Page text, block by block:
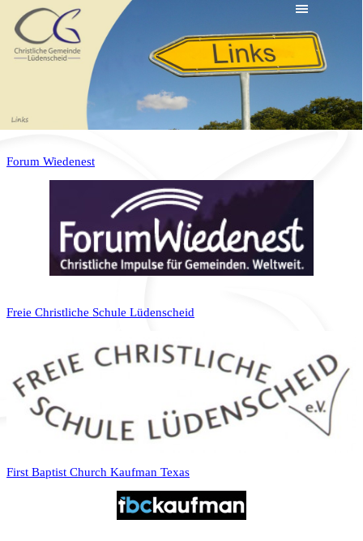
Forum Wiedenest
Freie Christliche Schule Lüdenscheid
First Baptist Church Kaufman Texas